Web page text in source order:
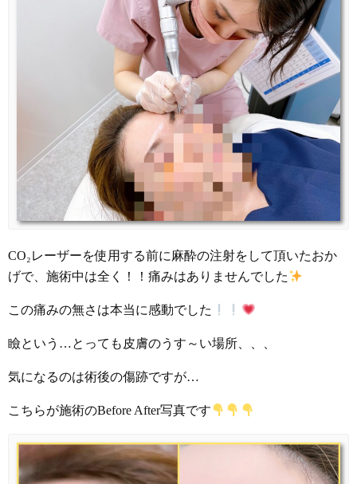
CO₂レーザーを使用する前に麻酔の注射をして頂いたおか
げで、施術中は全く！！痛みはありませんでした
この痛みの無さは本当に感動でした
瞼という…とっても皮膚のうす～い場所、、、
気になるのは術後の傷跡ですが…
こちらが施術のBefore After写真です